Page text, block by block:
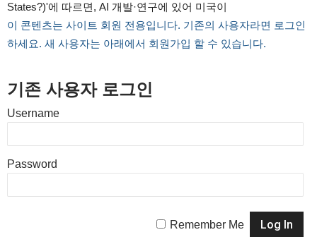
States?)'에 따르면, AI 개발·연구에 있어 미국이
이 콘텐츠는 사이트 회원 전용입니다. 기존의 사용자라면 로그인
하세요. 새 사용자는 아래에서 회원가입 할 수 있습니다.
기존 사용자 로그인
Username
Password
Remember Me